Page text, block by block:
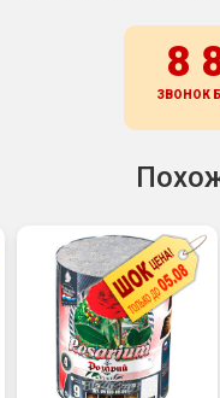
8
ЗВОНОК